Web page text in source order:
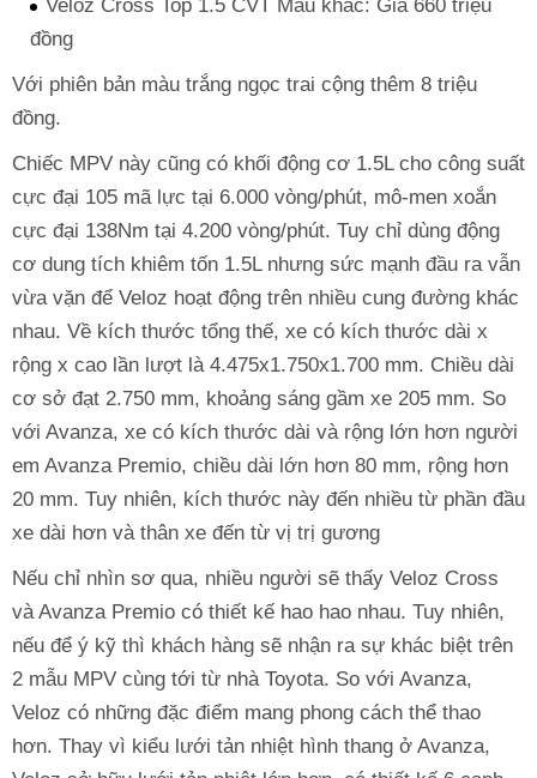
Veloz Cross Top 1.5 CVT Màu khác: Giá 660 triệu
đồng
Với phiên bản màu trắng ngọc trai cộng thêm 8 triệu
đồng.
Chiếc MPV này cũng có khối động cơ 1.5L cho công suất
cực đại 105 mã lực tại 6.000 vòng/phút, mô-men xoắn
cực đại 138Nm tại 4.200 vòng/phút. Tuy chỉ dùng động
cơ dung tích khiêm tốn 1.5L nhưng sức mạnh đầu ra vẫn
vừa vặn để Veloz hoạt động trên nhiều cung đường khác
nhau. Về kích thước tổng thế, xe có kích thước dài x
rộng x cao lần lượt là 4.475x1.750x1.700 mm. Chiều dài
cơ sở đạt 2.750 mm, khoảng sáng gầm xe 205 mm. So
với Avanza, xe có kích thước dài và rộng lớn hơn người
em Avanza Premio, chiều dài lớn hơn 80 mm, rộng hơn
20 mm. Tuy nhiên, kích thước này đến nhiều từ phần đầu
xe dài hơn và thân xe đến từ vị trị gương
Nếu chỉ nhìn sơ qua, nhiều người sẽ thấy Veloz Cross
và Avanza Premio có thiết kế hao hao nhau. Tuy nhiên,
nếu để ý kỹ thì khách hàng sẽ nhận ra sự khác biệt trên
2 mẫu MPV cùng tới từ nhà Toyota. So với Avanza,
Veloz có những đặc điểm mang phong cách thể thao
hơn. Thay vì kiểu lưới tản nhiệt hình thang ở Avanza,